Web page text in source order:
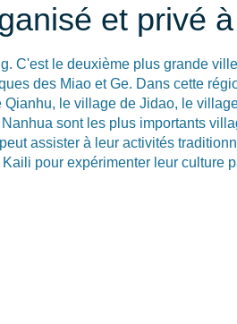
et privé
C'est le deuxième plus grande
des Miao et Ge. Dans cette
le village de Jidao, le
sont les plus importants
assister à leur activités
pour expérimenter leur culture